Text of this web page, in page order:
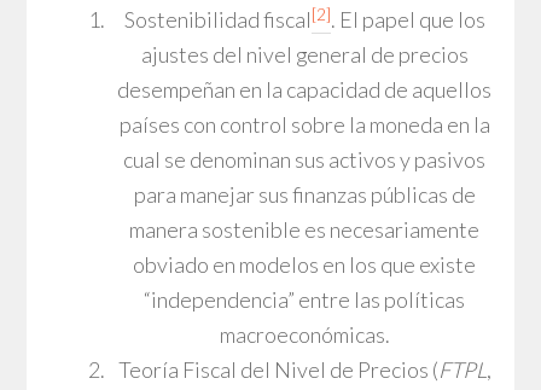
Sostenibilidad fiscal[2]. El papel que los
ajustes del nivel general de precios
desempeñan en la capacidad de aquellos
países con control sobre la moneda en la
cual se denominan sus activos y pasivos
para manejar sus finanzas públicas de
manera sostenible es necesariamente
obviado en modelos en los que existe
“independencia” entre las políticas
macroeconómicas.
Teoría Fiscal del Nivel de Precios (FTPL,